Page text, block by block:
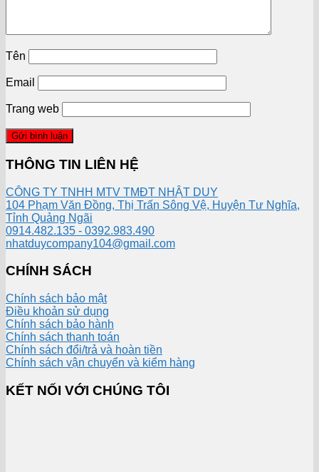
Tên
Email
Trang web
THÔNG TIN LIÊN HỆ
CÔNG TY TNHH MTV TMĐT NHẬT DUY
104 Phạm Văn Đồng, Thị Trấn Sông Vệ, Huyện Tư Nghĩa,
Tỉnh Quảng Ngãi
0914.482.135 - 0392.983.490
nhatduycompany104@gmail.com
CHÍNH SÁCH
Chính sách bảo mật
Điều khoản sử dụng
Chính sách bảo hành
Chính sách thanh toán
Chính sách đổi/trả và hoàn tiền
Chính sách vận chuyển và kiểm hàng
KẾT NỐI VỚI CHÚNG TÔI